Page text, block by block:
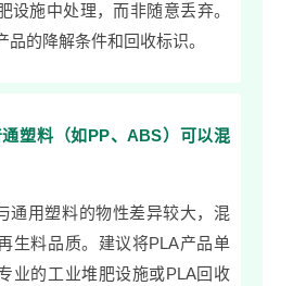
设施中处理，而非随意丢弃。
品的降解条件和回收标识。
塑料（如PP、ABS）可以混
通用塑料的物性差异较大，混
生料品质。建议将PLA产品单
业的工业堆肥设施或PLA回收